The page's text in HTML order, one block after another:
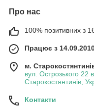
Про нас
100% позитивних з
Працює з
м.
вул. Острозького 22
Старокостянтинів,
Контакти